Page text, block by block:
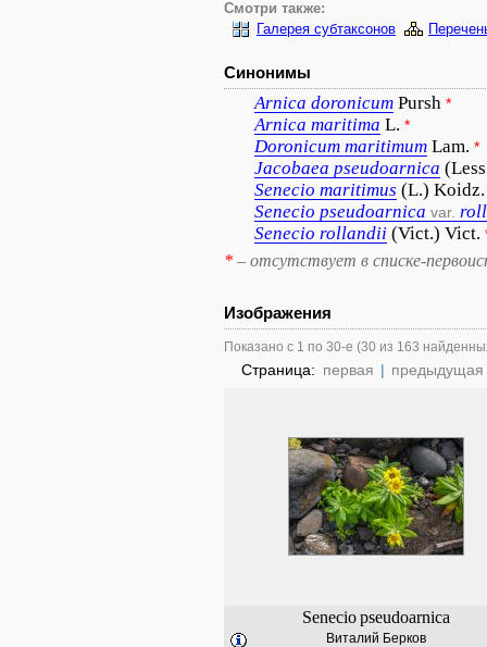
Смотри также:
Галерея субтаксонов
Синонимы
Arnica doronicum Pursh *
Arnica maritima L. *
Doronicum maritimum Lam. *
Jacobaea pseudoarnica
Senecio maritimus (L.) Koidz.
Senecio pseudoarnica var.
Senecio rollandii (Vict.) Vict.
* – отсутствует в списке-
Изображения
Показано с 1 по 30-е (30 из 163
Страница: первая | предыдущая
Seneciopseudoarnica
Виталий Берков